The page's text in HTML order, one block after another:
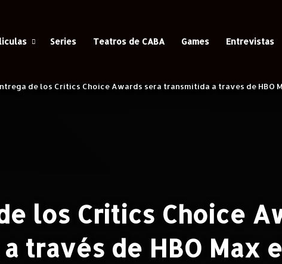
Series Teatros de CABA Games Entrevistas
de los Critics Choice Awards será transmitida a través de HBO
los Critics Choice
través de HBO Max